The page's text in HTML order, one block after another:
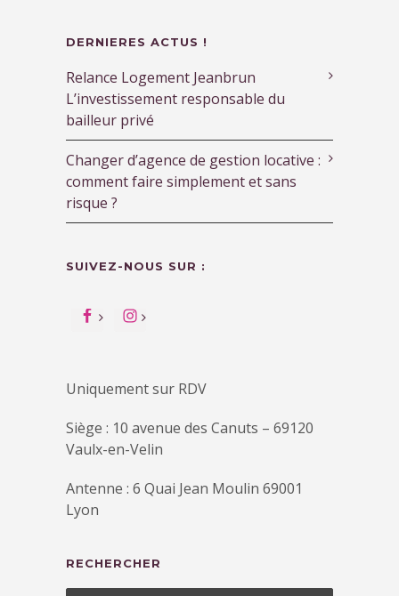
DERNIERES ACTUS !
Relance Logement Jeanbrun
L’investissement responsable du
bailleur privé
Changer d’agence de gestion locative :
comment faire simplement et sans
risque ?
SUIVEZ-NOUS SUR :
Uniquement sur RDV
Siège : 10 avenue des Canuts – 69120
Vaulx-en-Velin
Antenne : 6 Quai Jean Moulin 69001
Lyon
RECHERCHER